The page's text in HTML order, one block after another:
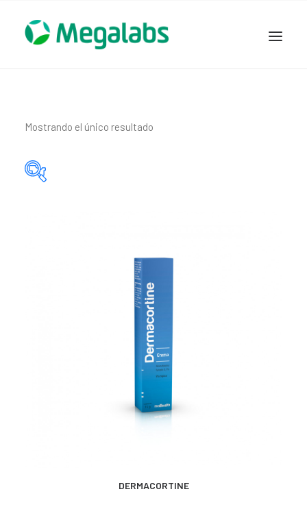
MEGASALUD
Mostrando el único resultado
MÁS INFORMACIÓN
DERMACORTINE